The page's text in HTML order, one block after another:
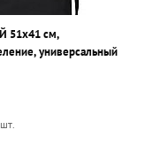
51x41 см,
универсальный